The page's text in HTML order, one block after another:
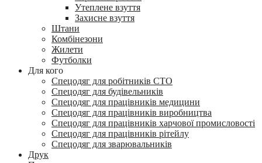
Утеплене взуття
Захисне взуття
Штани
Комбінезони
Жилети
Футболки
Для кого
Спецодяг для робітників СТО
Спецодяг для будівельників
Спецодяг для працівників медицини
Спецодяг для працівників виробництва
Спецодяг для працівників харчової промисловості
Спецодяг для працівників рітейлу
Спецодяг для зварювальників
Друк